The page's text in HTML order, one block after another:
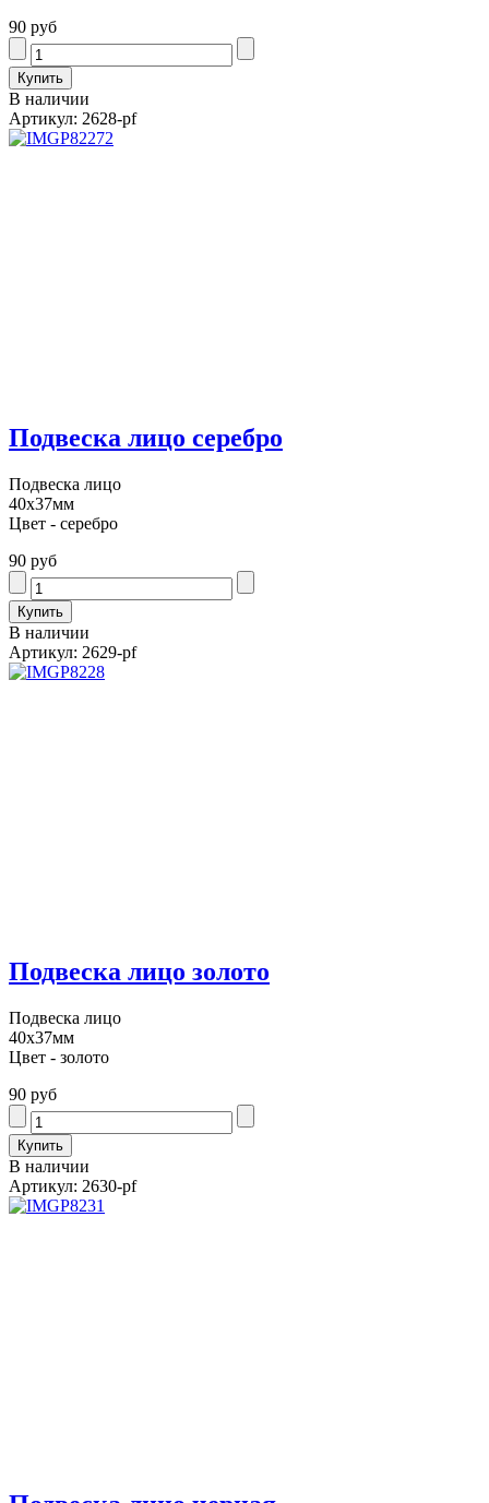
90 руб
В наличии
Артикул: 2628-pf
Подвеска лицо серебро
Подвеска лицо
40х37мм
Цвет - серебро
90 руб
В наличии
Артикул: 2629-pf
Подвеска лицо золото
Подвеска лицо
40х37мм
Цвет - золото
90 руб
В наличии
Артикул: 2630-pf